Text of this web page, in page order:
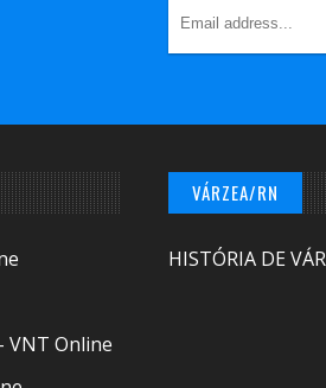
VNT Online
VÁRZEA/RN
HISTÓRIA DE